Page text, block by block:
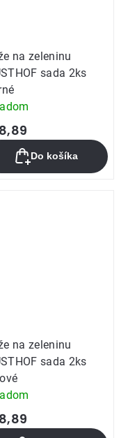
na zeleninu
sada 2ks
Do košíka
na zeleninu
sada 2ks